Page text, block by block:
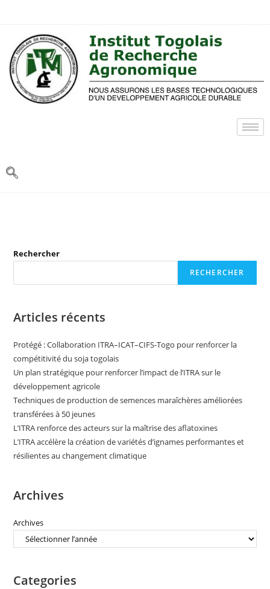
Rechercher
RECHERCHER
Articles récents
Protégé : Collaboration ITRA–ICAT–CIFS-Togo pour renforcer la
compétitivité du soja togolais
Un plan stratégique pour renforcer l’impact de l’ITRA sur le
développement agricole
Techniques de production de semences maraîchères améliorées
transférées à 50 jeunes
L’ITRA renforce des acteurs sur la maîtrise des aflatoxines
L’ITRA accélère la création de variétés d’ignames performantes et
résilientes au changement climatique
Archives
Archives
Categories